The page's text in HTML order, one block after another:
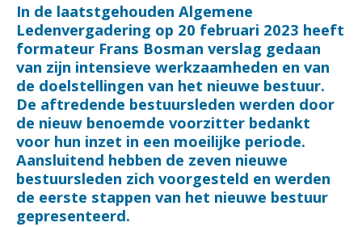
In de laatstgehouden Algemene
Ledenvergadering op 20 februari 2023 heeft
formateur Frans Bosman verslag gedaan
van zijn intensieve werkzaamheden en van
de doelstellingen van het nieuwe bestuur.
De aftredende bestuursleden werden door
de nieuw benoemde voorzitter bedankt
voor hun inzet in een moeilijke periode.
Aansluitend hebben de zeven nieuwe
bestuursleden zich voorgesteld en werden
de eerste stappen van het nieuwe bestuur
gepresenteerd.